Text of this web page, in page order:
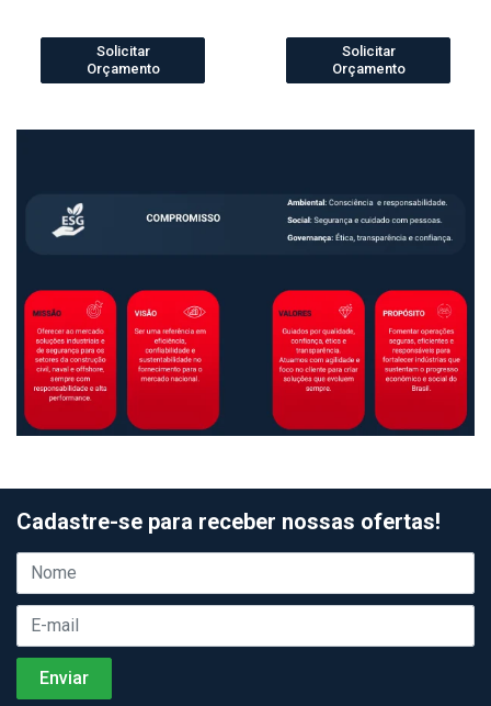
Solicitar
Orçamento
Solicitar
Orçamento
Cadastre-se para receber nossas ofertas!